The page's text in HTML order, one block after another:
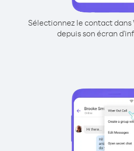
Sélectionnez le contact
depuis son écran